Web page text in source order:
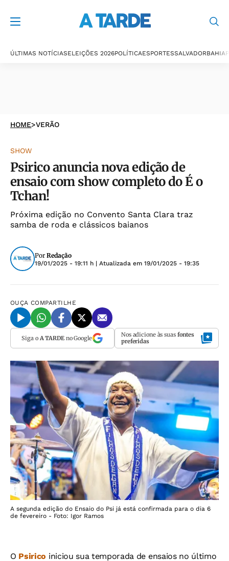
ÚLTIMAS NOTÍCIASELEIÇÕES 2026POLÍTICAESPORTESSALVADORBAHIA
HOME>VERÃO
SHOW
Psirico anuncia nova edição de
ensaio com show completo do É o
Tchan!
Próxima edição no Convento Santa Clara traz
samba de roda e clássicos baianos
Por Redação
19/01/2025 - 19:11 h | Atualizada em 19/01/2025 - 19:35
OUÇA COMPARTILHE
Siga o A TARDEno Google Nos adicione às suas fontes
preferidas
A segunda edição do Ensaio do Psi já está confirmada para o dia 6
de fevereiro - Foto: Igor Ramos
O Psirico iniciou sua temporada de ensaios no último